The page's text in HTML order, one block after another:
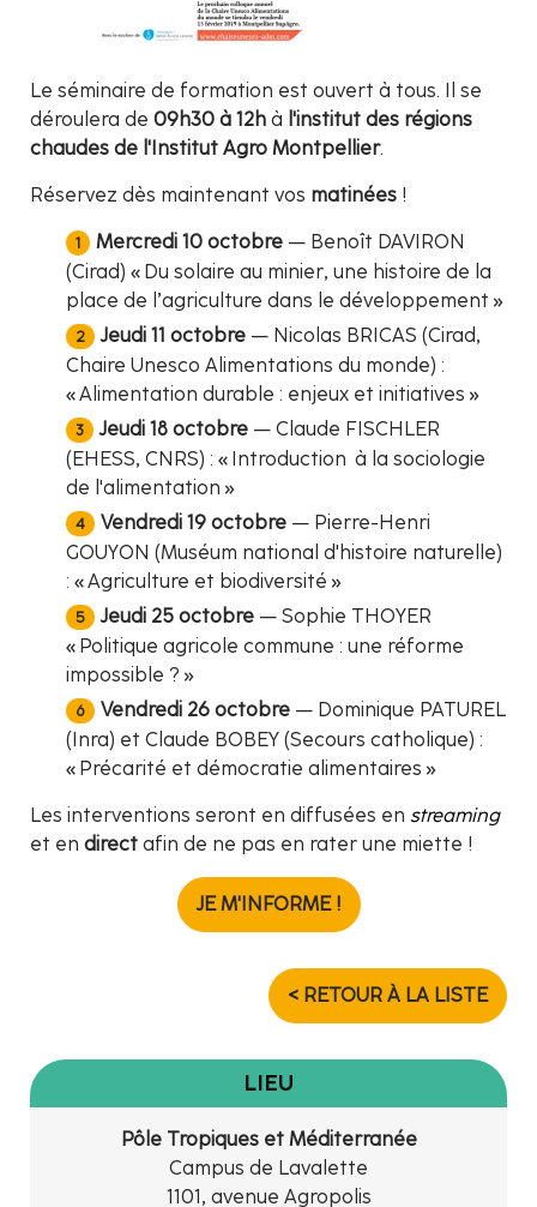
Le séminaire de formation est ouvert à tous. Il se
déroulera de 09h30 à 12h à l'institut des régions
chaudes de l'Institut Agro Montpellier.
Réservez dès maintenant vos matinées !
Mercredi 10 octobre — Benoît DAVIRON
(Cirad) « Du solaire au minier, une histoire de la
place de l’agriculture dans le développement »
Jeudi 11 octobre — Nicolas BRICAS (Cirad,
Chaire Unesco Alimentations du monde) :
« Alimentation durable : enjeux et initiatives »
Jeudi 18 octobre — Claude FISCHLER
(EHESS, CNRS) : « Introduction à la sociologie
de l'alimentation »
Vendredi 19 octobre — Pierre-Henri
GOUYON (Muséum national d'histoire naturelle)
: « Agriculture et biodiversité »
Jeudi 25 octobre — Sophie THOYER
« Politique agricole commune : une réforme
impossible ? »
Vendredi 26 octobre — Dominique PATUREL
(Inra) et Claude BOBEY (Secours catholique) :
« Précarité et démocratie alimentaires »
Les interventions seront en diffusées en streaming
et en direct afin de ne pas en rater une miette !
JE M'INFORME !
< RETOUR À LA LISTE
LIEU
Pôle Tropiques et Méditerranée
Campus de Lavalette
1101, avenue Agropolis